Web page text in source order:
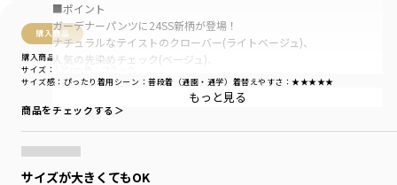
購入商品
購入商品
サイズ感 ：ぴったり 着用シーン ：普段着（通園・通学） 着替えやすさ ：★★★★★
サイズ：130cm
商品をチェックする＞
サイズが大きくてもOK
■ポイント
ガーデナーパンツに24SS新柄が登場！
ナチュラルなテイストのクローバー(ライトベージュ)、
人気の先染めチェック(ベージュ)、
履くだけでキマるカミナリ(ブラック)の3色展開です。
子どもがはきやすく動きやすい立体的なシルエット。
生地を使用しています。
ゆったりとした腰回りから、裾はすっきりと。
もっと見る